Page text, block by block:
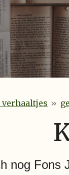
verhaaltjes »
nog Fons